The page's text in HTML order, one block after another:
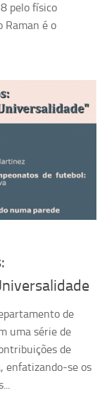
de Estudos em Gestão
(FDRP)
pelo físico
Raman é o
de
uma série de
de
enfatizando-se os